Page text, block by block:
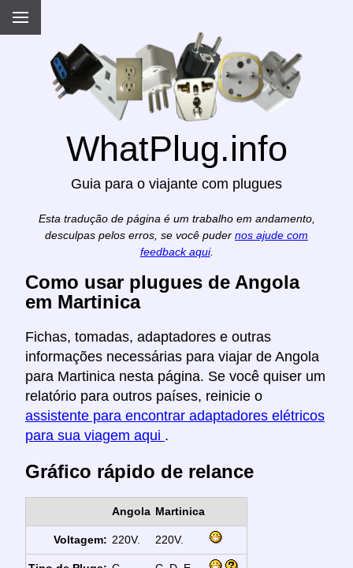
WhatPlug.info
Guia para o viajante com plugues
Esta tradução de página é um trabalho em andamento,
desculpas pelos erros, se você puder nos ajude com
feedback aqui.
Como usar plugues de Angola
em Martinica
Fichas, tomadas, adaptadores e outras
informações necessárias para viajar de Angola
para Martinica nesta página. Se você quiser um
relatório para outros países, reinicie o
assistente para encontrar adaptadores elétricos
para sua viagem aqui .
Gráfico rápido de relance
Angola Martinica
Voltagem: 220V. 220V.